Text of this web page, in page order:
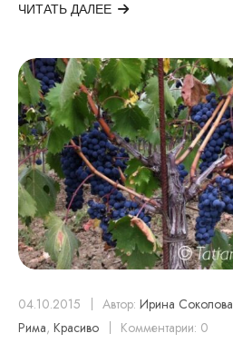
ЧИТАТЬ ДАЛЕЕ
04.10.2015 Автор: Ирина Соколова
Рима, Красиво Комментарии: 0